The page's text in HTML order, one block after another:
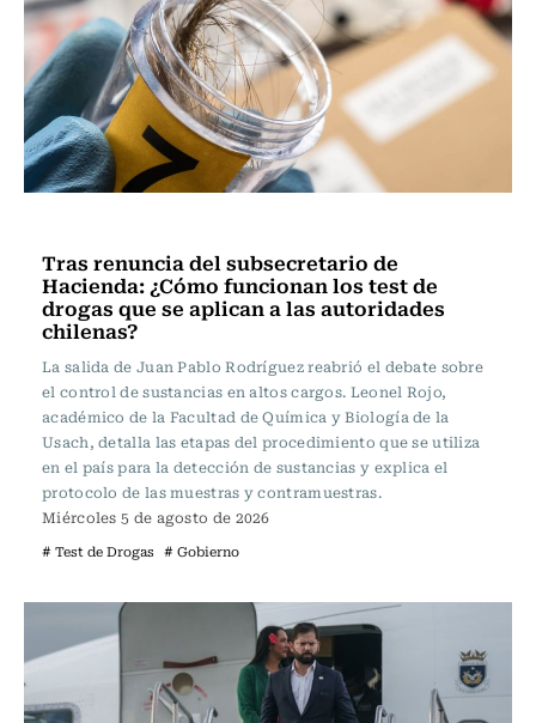
Tras renuncia del subsecretario de
Hacienda: ¿Cómo funcionan los test de
drogas que se aplican a las autoridades
chilenas?
La salida de Juan Pablo Rodríguez reabrió el debate sobre
el control de sustancias en altos cargos. Leonel Rojo,
académico de la Facultad de Química y Biología de la
Usach, detalla las etapas del procedimiento que se utiliza
en el país para la detección de sustancias y explica el
protocolo de las muestras y contramuestras.
Miércoles 5 de agosto de 2026
# Test de Drogas # Gobierno